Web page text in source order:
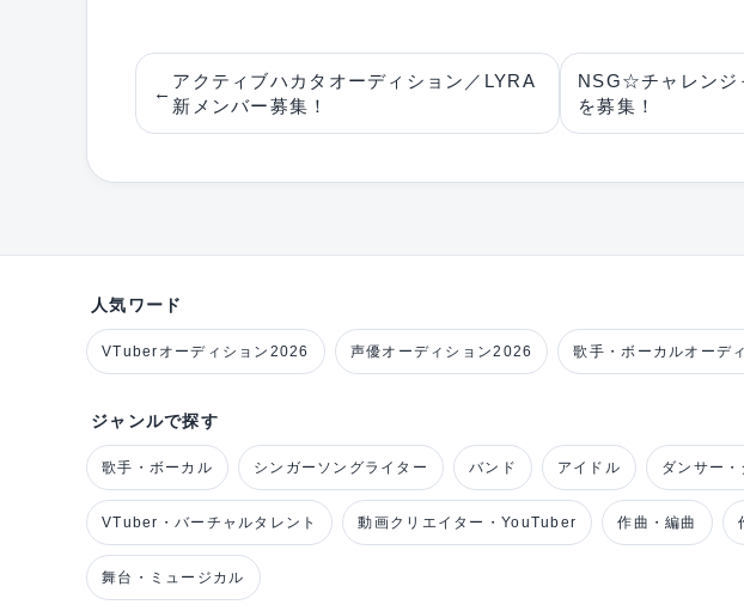
←
アクティブハカタオーディション／LYRA
新メンバー募集！
NSG☆チャレンジ
を募集！
人気ワード
VTuberオーディション2026 声優オーディション2026 歌手・ボーカルオーデ
ジャンルで探す
歌手・ボーカル シンガーソングライター バンド アイドル ダンサー・
VTuber・バーチャルタレント 動画クリエイター・YouTuber 作曲・編曲
舞台・ミュージカル